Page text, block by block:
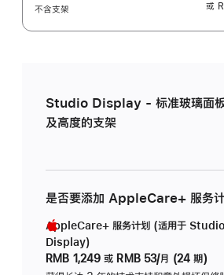
不含支架
或
Studio Display - 标准玻璃面
及高度的支架
是否要添加 AppleCare+ 服务计
AppleCare+ 服务计划 (适用于 Studio
Display)
RMB 1,249 或 RMB 53/月 (24 期)